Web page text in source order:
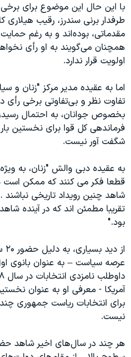
با این حال این موضوع برای برخی
طرفدار برنی سندرز، رقیب هیلاری
مقدماتی، بوده‌اند و به رغم حمایت
همچنان می‌گویند به او رأی
اولویت قرار ندارد.
اما به عقیده مدیر مرکز "زنان و
تفاوت نظر و بی‌تفاوتی برخی رأی
بخصوص جوانان، به احتمال
فرماندهی کل قوا برای نخستین بار
شگفت آور نیست.
قطعا فکر می کنند که ممکن
شاهد چنین رویداد تاریخی
تقریبا مطمئن اند که در آینده
بود."
عرصه سیاست – به عنوان بانوی اول
آمریکا - معرفی او به عنوان
برای انتخابات ریاست جمهوری
نیست.
هر چند در سال‌های اخیر شاهد